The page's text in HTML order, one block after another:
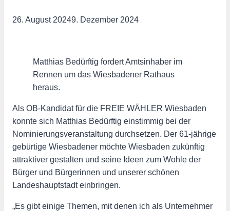
26. August 20249. Dezember 2024
Matthias Bedürftig fordert Amtsinhaber im
Rennen um das Wiesbadener Rathaus
heraus.
Als OB-Kandidat für die FREIE WÄHLER Wiesbaden
konnte sich Matthias Bedürftig einstimmig bei der
Nominierungsveranstaltung durchsetzen. Der 61-jährige
gebürtige Wiesbadener möchte Wiesbaden zukünftig
attraktiver gestalten und seine Ideen zum Wohle der
Bürger und Bürgerinnen und unserer schönen
Landeshauptstadt einbringen.
„Es gibt einige Themen, mit denen ich als Unternehmer